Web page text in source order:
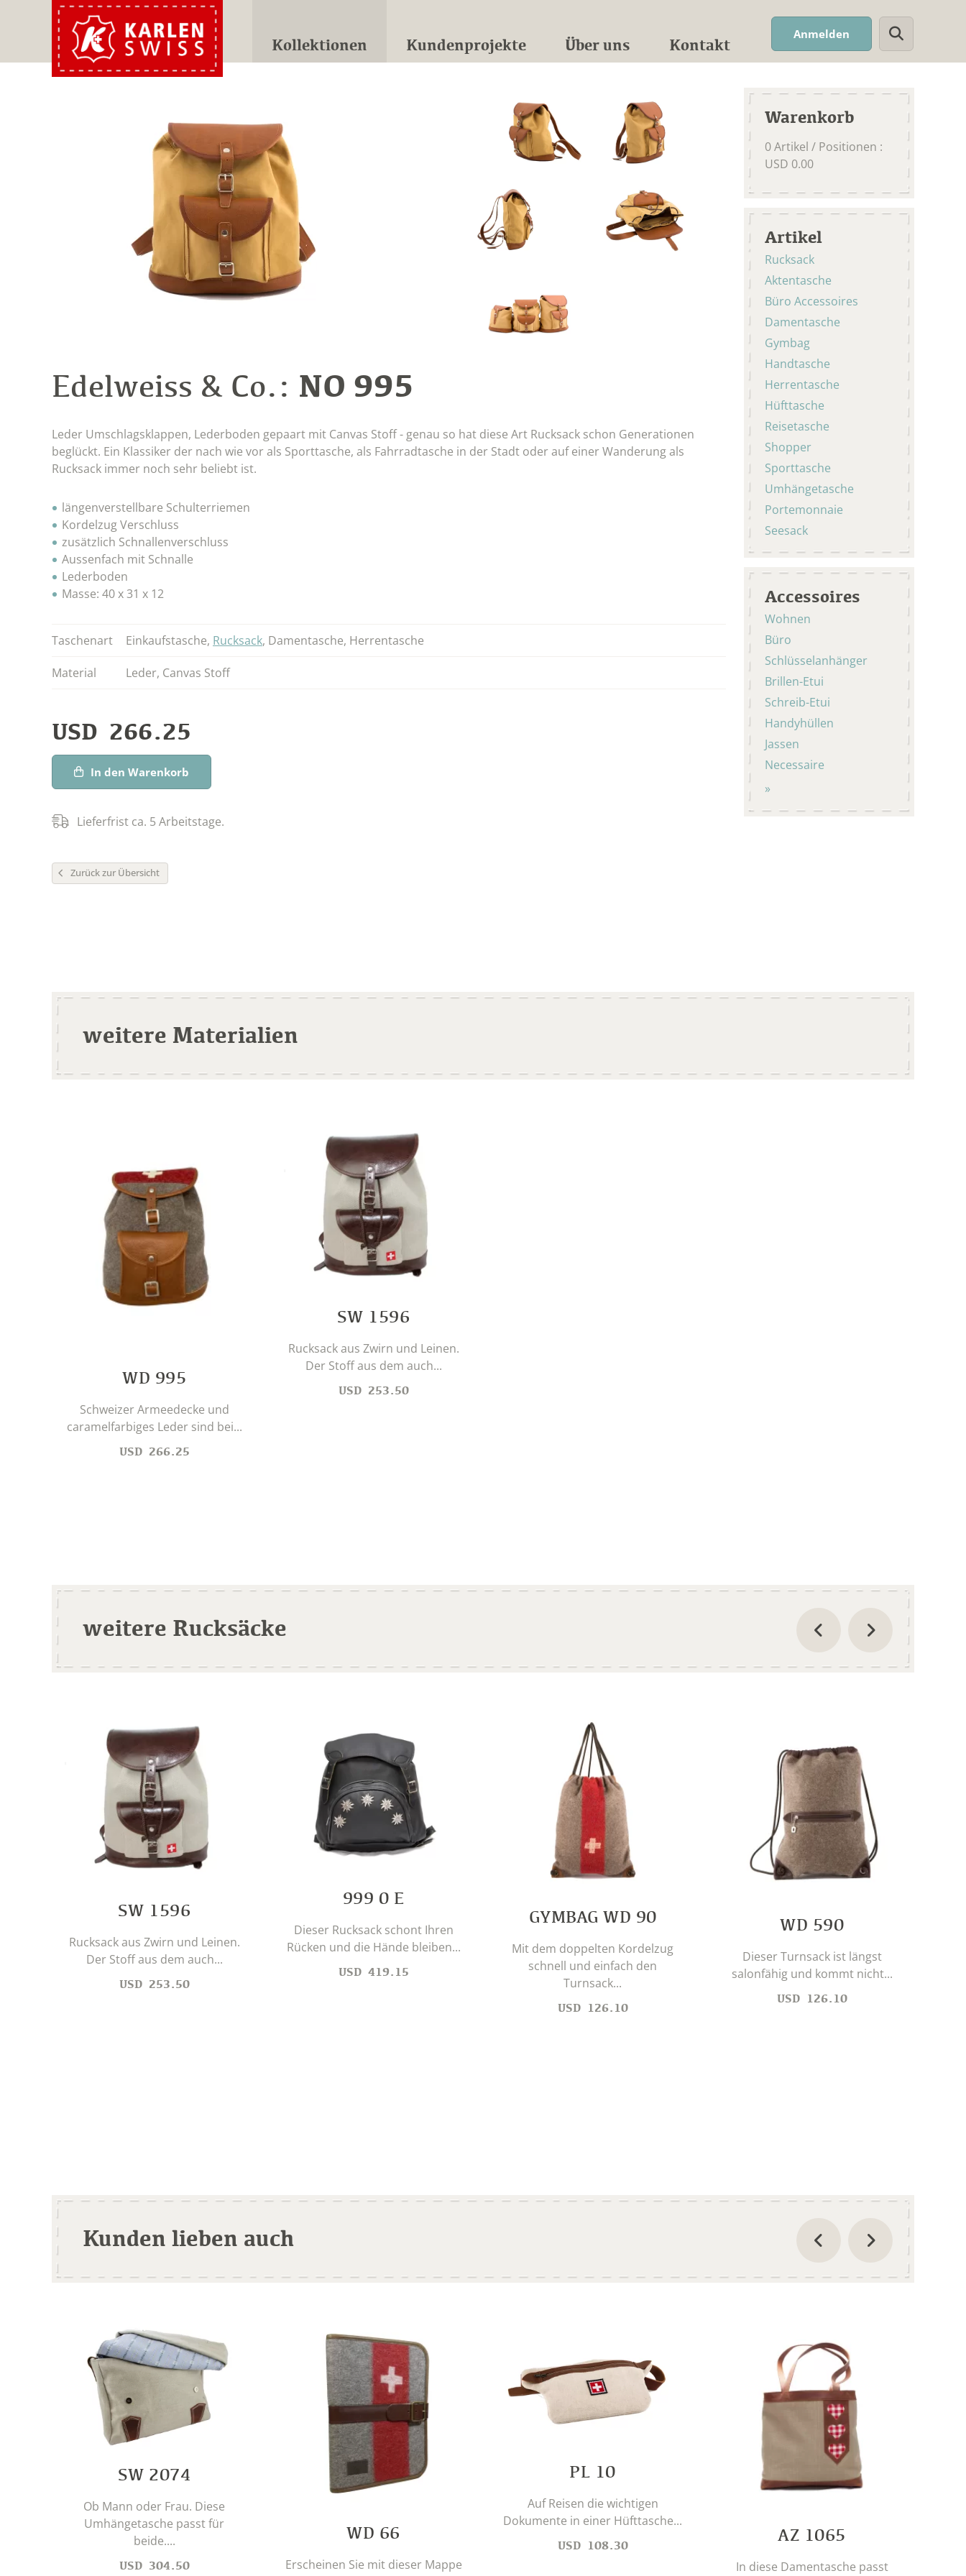
Kollektionen Kundenprojekte Über uns Kontakt
Anmelden Suchwort
Warenkorb
0Artikel / Positionen :
USD 0.00
Artikel
Rucksack
Aktentasche
Büro Accessoires
Damentasche
Gymbag
Handtasche
Herrentasche
Hüfttasche
Reisetasche
Shopper
Sporttasche
Umhängetasche
Portemonnaie
Seesack
Accessoires
Wohnen
Büro
Schlüsselanhänger
Brillen-Etui
Schreib-Etui
Handyhüllen
Jassen
Necessaire
Edelweiss & Co.: NO 995
Leder Umschlagsklappen, Lederboden gepaart mit Canvas Stoff - genau so hat diese Art Rucksack schon Generationen
beglückt. Ein Klassiker der nach wie vor als Sporttasche, als Fahrradtasche in der Stadt oder auf einer Wanderung als
Rucksack immer noch sehr beliebt ist.
längenverstellbare Schulterriemen
Kordelzug Verschluss
zusätzlich Schnallenverschluss
Aussenfach mit Schnalle
Lederboden
Masse: 40 x 31 x 12
Taschenart Einkaufstasche, Rucksack, Damentasche, Herrentasche
Material Leder, Canvas Stoff
USD 266.25
In den Warenkorb
Lieferfrist ca. 5 Arbeitstage.
Zurück zur Übersicht
weitere Materialien
WD 995
Schweizer Armeedecke und
caramelfarbiges Leder sind bei...
USD 266.25
SW 1596
Rucksack aus Zwirn und Leinen.
Der Stoff aus dem auch...
USD 253.50
weitere Rucksäcke
SW 1596
Rucksack aus Zwirn und Leinen.
Der Stoff aus dem auch...
USD 253.50
999 0 E
Dieser Rucksack schont Ihren
Rücken und die Hände bleiben...
USD 419.15
GYMBAG WD 90
Mit dem doppelten Kordelzug
schnell und einfach den
Turnsack...
USD 126.10
WD 590
Dieser Turnsack ist längst
salonfähig und kommt nicht...
USD 126.10
Kunden lieben auch
SW 2074
Ob Mann oder Frau. Diese
Umhängetasche passt für
beide....
USD 304.50
WD 66
Erscheinen Sie mit dieser Mappe
PL 10
Auf Reisen die wichtigen
Dokumente in einer Hüfttasche...
USD 108.30
AZ 1065
In diese Damentasche passt